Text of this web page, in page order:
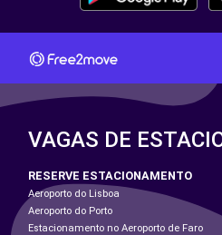
VAGAS DE
RESERVE ESTACIONAMENTO
Aeroporto do Lisboa
Aeroporto do Porto
Estacionamento no Aeroporto de Faro